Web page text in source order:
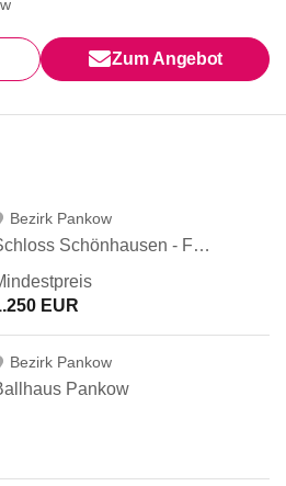
Zum Angebot
Bezirk Pankow
Schloss Schönhausen - Festsaal
EUR
Bezirk Pankow
Pankow